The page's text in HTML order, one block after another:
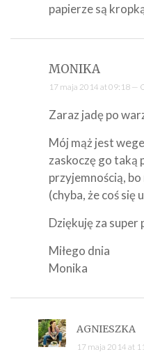
papierze są
MONIKA
17 maja 2014 at 09:18 —
Zaraz jadę po
Mój mąż jest
zaskoczę go taką
przyjemnością,
(chyba, że coś się
Dziękuję za super
Miłego dnia
Monika
AGNIESZKA
17 maja 2014 at